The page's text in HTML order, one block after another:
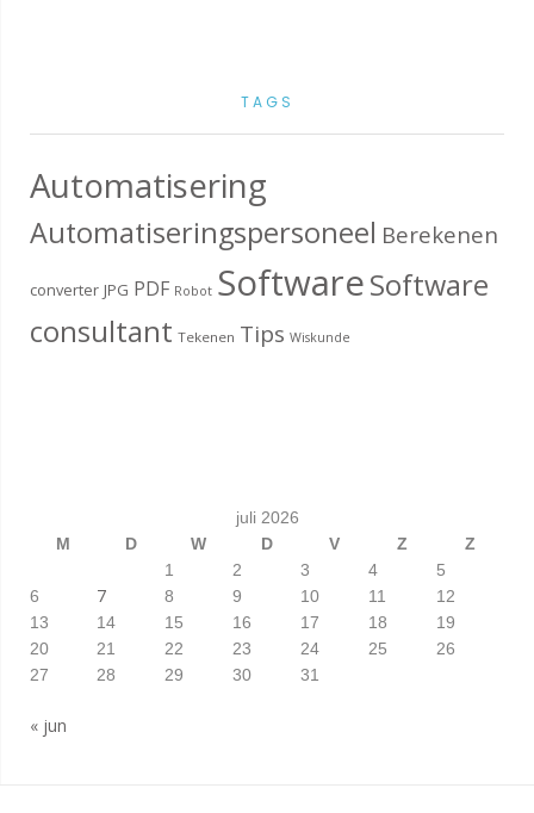
TAGS
Automatisering
Automatiseringspersoneel Berekenen
converter JPG PDF Robot SoftwareSoftware
consultant Tekenen Tips Wiskunde
juli 2026
M
D W D V Z
Z
1
2 3 4
5
6
7 8 9 10 11
12
13
14 15 16 17 18
19
20
21 22 23 24 25
26
27
28 29 30 31
« jun